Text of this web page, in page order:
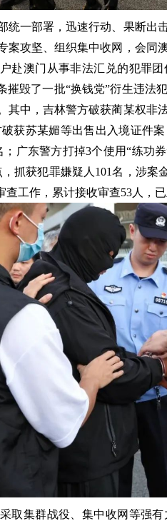
一部署，迅速行动、果断出
案攻坚、组织集中收网，会同
赴澳门从事非法汇兑的犯罪
摧毁了一批“换钱党”衍生违法
其中，吉林警方破获蔺某权非
获苏某媚等出售出入境证件
广东警方打掉3个使用“练功
抓获犯罪嫌疑人101名，涉案
工作，累计接收审查53人，
集群战役、集中收网等强有